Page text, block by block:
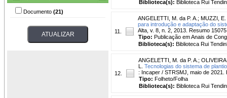
Documento (21)
Biblioteca(s): Biblioteca Rui
11.
ANGELETTI, M. da P. A. ; MUZZI, E.
para introdução e adaptação do
Alta, v. 8, n. 2, 2013. Resumo
Tipo: Publicação em Anais de
Biblioteca(s): Biblioteca Rui
12.
ANGELETTI, M. da P. A. ;
L.
Tecnologias do sistema de
: Incaper / STRSMJ, maio de 2021.
Tipo: Folheto/Folha
Biblioteca(s): Biblioteca Rui